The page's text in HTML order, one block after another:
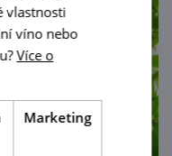
vlastnosti
víno nebo
Více o
Marketing